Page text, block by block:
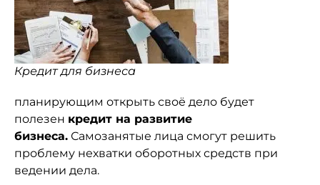
Кредит для бизнеса
планирующим открыть своё дело будет
полезен кредит на развитие
бизнеса. Самозанятые лица смогут решить
проблему нехватки оборотных средств при
ведении дела.